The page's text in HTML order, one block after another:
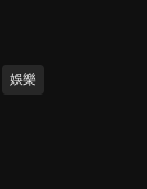
娛樂